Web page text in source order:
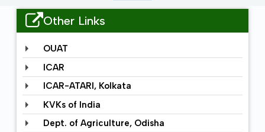
Other Links
OUAT
ICAR
ICAR-ATARI, Kolkata
KVKs of India
Dept. of Agriculture, Odisha